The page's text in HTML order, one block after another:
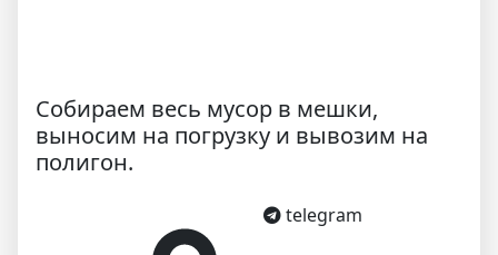
Собираем весь мусор в мешки,
выносим на погрузку и вывозим на
полигон.
telegram